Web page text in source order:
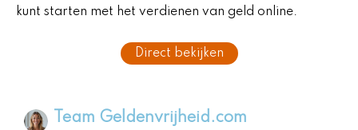
kunt starten met het verdienen van geld online.
Direct bekijken
Team Geldenvrijheid.com